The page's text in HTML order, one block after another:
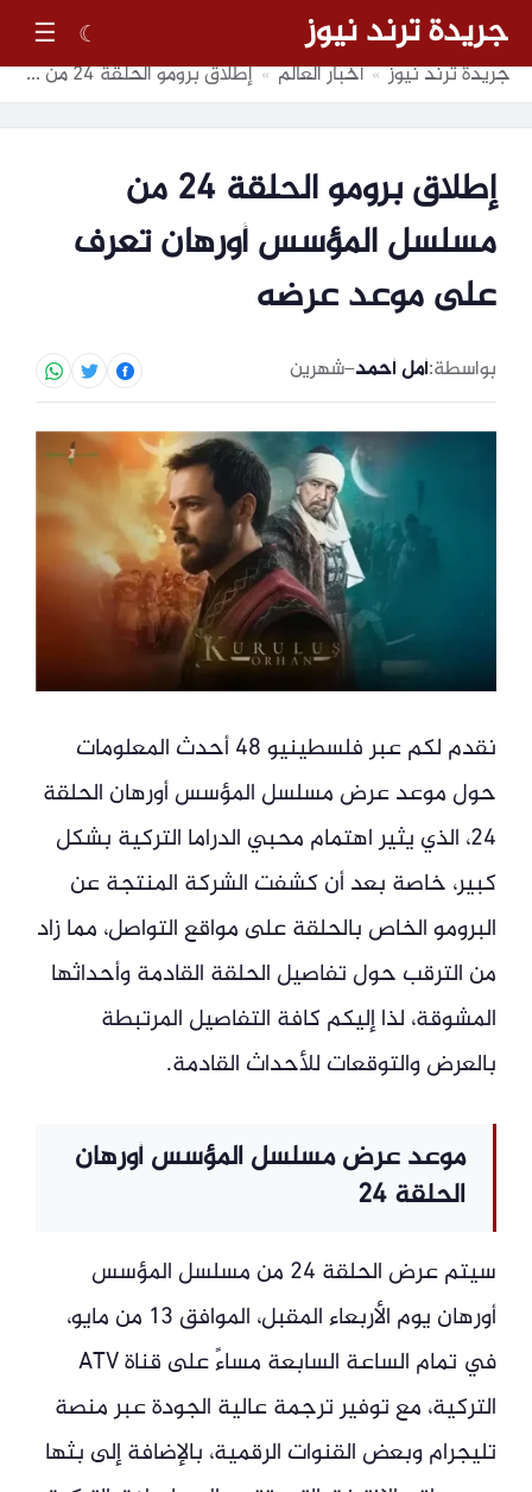
جريدة ترند نيوز ☾
☰
جريدة ترند نيوز » أخبار العالم » إطلاق برومو الحلقة 24 من مسلسل المؤسس أورهان تعرف على موعد عرضه
إطلاق برومو الحلقة 24 من
مسلسل المؤسس أورهان تعرف
على موعد عرضه
بواسطة:أمل أحمد–شهرين
نقدم لكم عبر فلسطينيو 48 أحدث المعلومات
حول موعد عرض مسلسل المؤسس أورهان الحلقة
24، الذي يثير اهتمام محبي الدراما التركية بشكل
كبير، خاصة بعد أن كشفت الشركة المنتجة عن
البرومو الخاص بالحلقة على مواقع التواصل، مما زاد
من الترقب حول تفاصيل الحلقة القادمة وأحداثها
المشوقة، لذا إليكم كافة التفاصيل المرتبطة
بالعرض والتوقعات للأحداث القادمة.
موعد عرض مسلسل المؤسس أورهان
الحلقة 24
سيتم عرض الحلقة 24 من مسلسل المؤسس
أورهان يوم الأربعاء المقبل، الموافق 13 من مايو،
في تمام الساعة السابعة مساءً على قناة ATV
التركية، مع توفير ترجمة عالية الجودة عبر منصة
تليجرام وبعض القنوات الرقمية، بالإضافة إلى بثها